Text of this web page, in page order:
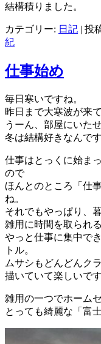
結構積りました。
カテゴリー: 日記 | 投
紀
仕事始め
毎日寒いですね。
昨日まで大寒波が来
うーん、部屋にいた
冬は結構好きなんで
仕事はとっくに始ま
ので
ほんとのところ「仕
ね。
それでもやっぱり、
雑用に時間を取られ
やっと仕事に集中で
トル。
ムサシもどんどんク
描いていて楽しいで
雑用の一つでホーム
とっても綺麗な「富